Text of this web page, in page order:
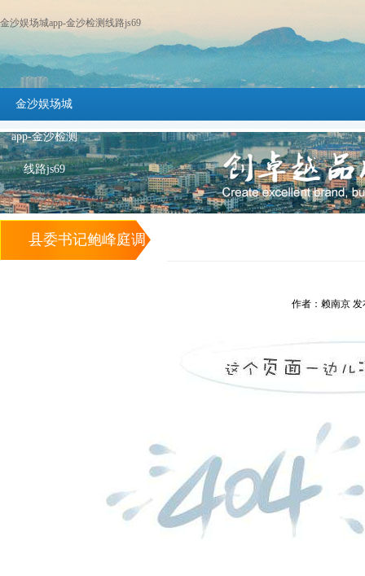
金沙娱场城app-金沙检测线路js69
金沙娱场城
app-金沙检测
线路js69
县委书记鲍峰庭调
作者：赖南京 发